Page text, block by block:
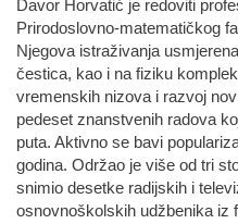
Davor Horvatić je redoviti
Prirodoslovno-matematičkog
Njegova istraživanja
čestica, kao i na fiziku
vremenskih nizova i razvoj
pedeset znanstvenih radova
puta. Aktivno se bavi
godina. Održao je više od tri
snimio desetke radijskih i
osnovnoškolskih udžbenika iz